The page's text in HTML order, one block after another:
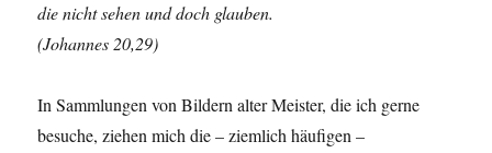
die nicht sehen und doch glauben.
(Johannes 20,29)
In Sammlungen von Bildern alter Meister, die ich gerne
besuche, ziehen mich die – ziemlich häufigen –